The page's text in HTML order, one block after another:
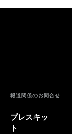
報道関係のお問合せ
プレスキッ
ト